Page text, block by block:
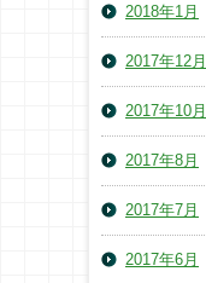
2018年1月
2017年12月
2017年10月
2017年8月
2017年7月
2017年6月